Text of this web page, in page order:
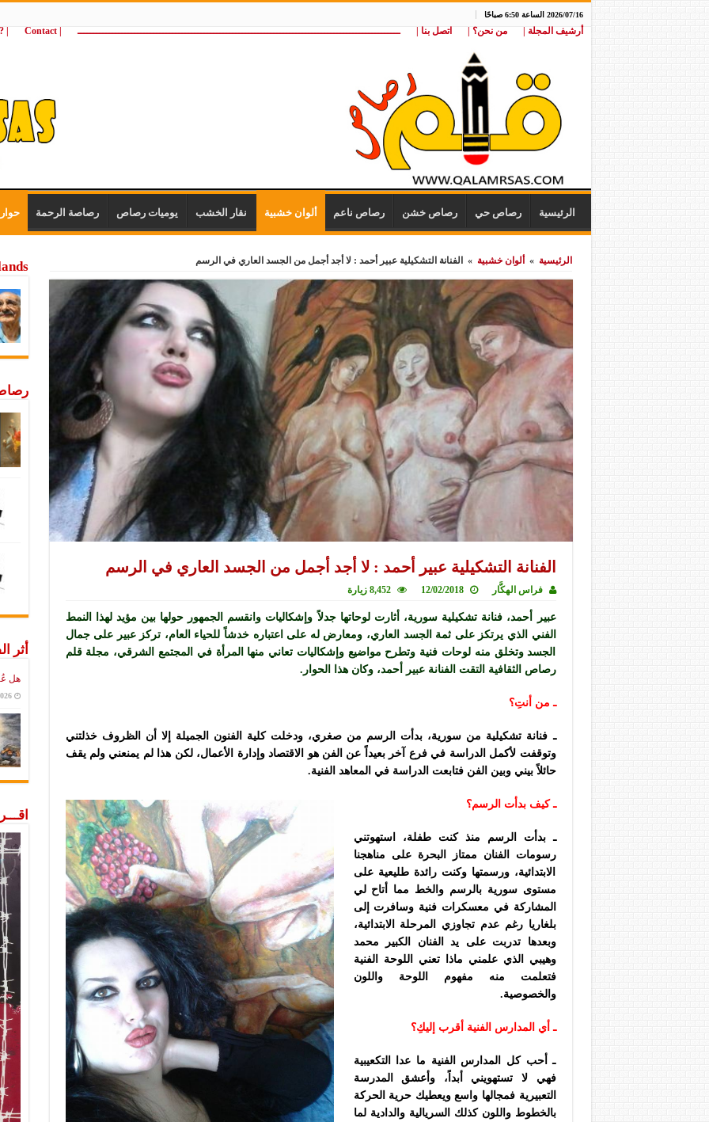
2026/07/16 الساعة 6:50 صباحًا
أرشيف المجلة | من نحن؟ | اتصل بنا | ــــــــــــــــــــــــــــــــــــــــــــــــــــــــــــــــــــــــــــــــــــــــــــــــــــــ | Contact
wij
الرئيسية رصاص حي رصاص خشن رصاص ناعم ألوان خشبية نقار الخشب يوميات رصاص رصاصة الرحمة
الرئيسية » ألوان خشبية » الفنانة التشكيلية عبير أحمد : لا أجد أجمل من الجسد العاري في الرسم
الفنانة التشكيلية عبير أحمد : لا أجد أجمل من الجسد العاري في الرسم
فراس الهكَّار 12/02/2018 8,452 زيارة
عبير أحمد، فنانة تشكيلية سورية، أثارت لوحاتها جدلاً وإشكاليات وانقسم الجمهور حولها بين مؤيد لهذا النمط
الفني الذي يرتكز على ثمة الجسد العاري، ومعارض له على اعتباره خدشاً للحياء العام، تركز عبير على جمال
الجسد وتخلق منه لوحات فنية وتطرح مواضيع وإشكاليات تعاني منها المرأة في المجتمع الشرقي، مجلة قلم
رصاص الثقافية التقت الفنانة عبير أحمد، وكان هذا الحوار.
ـ من أنتِ؟
ـ فنانة تشكيلية من سورية، بدأت الرسم من صغري، ودخلت كلية الفنون الجميلة إلا أن الظروف خذلتني
وتوقفت لأكمل الدراسة في فرع آخر بعيداً عن الفن هو الاقتصاد وإدارة الأعمال، لكن هذا لم يمنعني ولم يقف
حائلاً بيني وبين الفن فتابعت الدراسة في المعاهد الفنية.
ـ كيف بدأت الرسم؟
ـ بدأت الرسم منذ كنت طفلة، استهوتني
رسومات الفنان ممتاز البحرة على مناهجنا
الابتدائية، ورسمتها وكنت رائدة طليعية على
مستوى سورية بالرسم والخط مما أتاح لي
المشاركة في معسكرات فنية وسافرت إلى
بلغاريا رغم عدم تجاوزي المرحلة الابتدائية،
وبعدها تدربت على يد الفنان الكبير محمد
وهيبي الذي علمني ماذا تعني اللوحة الفنية
فتعلمت منه مفهوم اللوحة واللون
والخصوصية.
ـ أي المدارس الفنية أقرب إليكِ؟
ـ أحب كل المدارس الفنية ما عدا التكعيبية
فهي لا تستهويني أبداً، وأعشق المدرسة
التعبيرية فمجالها واسع ويعطيك حرية الحركة
بالخطوط واللون كذلك السريالية والدادية لما
أثر
هل